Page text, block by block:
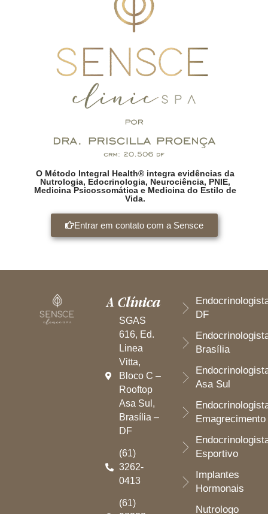
O Método Integral Health® integra evidências da
Nutrologia, Edocrinologia, Neurociência, PNIE,
Medicina Psicossomática e Medicina do Estilo de
Vida.
Entrar em contato com a Sensce
A Clínica
SGAS
616, Ed.
Linea
Vitta,
Bloco C –
Rooftop
Asa Sul,
Brasília –
DF
(61)
3262-
0413
(61)
DF
Brasília
Asa Sul
Emagrecimento
Esportivo
Implantes
Hormonais
Nutrologo